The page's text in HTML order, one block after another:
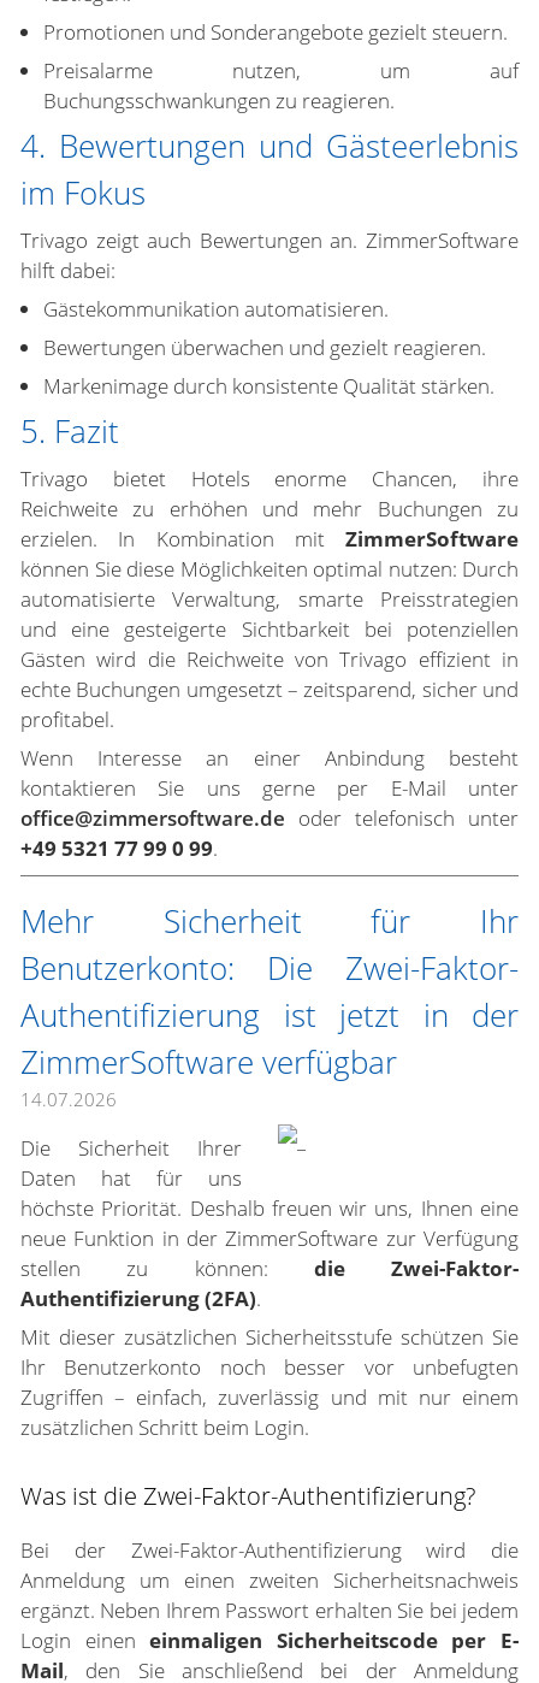
Promotionen und Sonderangebote gezielt steuern.
Preisalarme nutzen, um auf
Buchungsschwankungen zu reagieren.
4. Bewertungen und Gästeerlebnis
im Fokus
Trivago zeigt auch Bewertungen an. ZimmerSoftware
hilft dabei:
Gästekommunikation automatisieren.
Bewertungen überwachen und gezielt reagieren.
Markenimage durch konsistente Qualität stärken.
5. Fazit
Trivago bietet Hotels enorme Chancen, ihre
Reichweite zu erhöhen und mehr Buchungen zu
erzielen. In Kombination mit ZimmerSoftware
können Sie diese Möglichkeiten optimal nutzen: Durch
automatisierte Verwaltung, smarte Preisstrategien
und eine gesteigerte Sichtbarkeit bei potenziellen
Gästen wird die Reichweite von Trivago effizient in
echte Buchungen umgesetzt – zeitsparend, sicher und
profitabel.
Wenn Interesse an einer Anbindung besteht
kontaktieren Sie uns gerne per E-Mail unter
office@zimmersoftware.de oder telefonisch unter
+49 5321 77 99 0 99.
Mehr Sicherheit für Ihr
Benutzerkonto: Die Zwei-Faktor-
Authentifizierung ist jetzt in der
ZimmerSoftware verfügbar
14.07.2026
Die Sicherheit Ihrer
Daten hat für uns
höchste Priorität. Deshalb freuen wir uns, Ihnen eine
neue Funktion in der ZimmerSoftware zur Verfügung
stellen zu können: die Zwei-Faktor-
Authentifizierung (2FA).
Mit dieser zusätzlichen Sicherheitsstufe schützen Sie
Ihr Benutzerkonto noch besser vor unbefugten
Zugriffen – einfach, zuverlässig und mit nur einem
zusätzlichen Schritt beim Login.
Was ist die Zwei-Faktor-Authentifizierung?
Bei der Zwei-Faktor-Authentifizierung wird die
Anmeldung um einen zweiten Sicherheitsnachweis
ergänzt. Neben Ihrem Passwort erhalten Sie bei jedem
Login eineneinmaligen Sicherheitscode per E-
Mail, den Sie anschließend bei der Anmeldung